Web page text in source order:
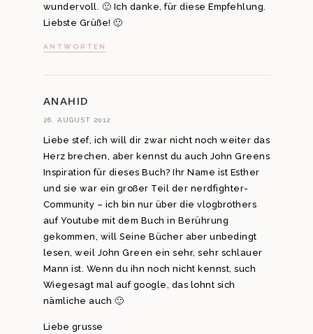
wundervoll. 🙂 Ich danke, für diese Empfehlung.
Liebste Grüße! 🙂
ANTWORTEN
ANAHID
26. AUGUST 2012
Liebe stef, ich will dir zwar nicht noch weiter das
Herz brechen, aber kennst du auch John Greens
Inspiration für dieses Buch? Ihr Name ist Esther
und sie war ein großer Teil der nerdfighter-
Community – ich bin nur über die vlogbrothers
auf Youtube mit dem Buch in Berührung
gekommen, will Seine Bücher aber unbedingt
lesen, weil John Green ein sehr, sehr schlauer
Mann ist. Wenn du ihn noch nicht kennst, such
Wiegesagt mal auf google, das lohnt sich
nämliche auch 🙂
Liebe grusse